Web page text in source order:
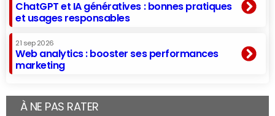
ChatGPT et IA génératives : bonnes pratiques
et usages responsables
21 sep 2026
Web analytics : booster ses performances
marketing
À NE PAS RATER